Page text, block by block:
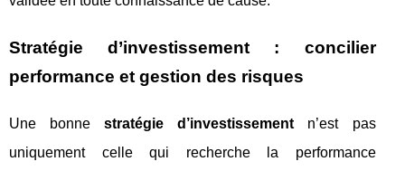
Stratégie d’investissement : concilier
performance et gestion des risques
Une bonnestratégie d’investissement n’est pas
uniquement celle qui recherche la performance